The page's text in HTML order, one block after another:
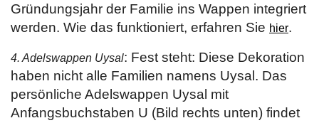
Gründungsjahr der Familie ins Wappen integriert
werden. Wie das funktioniert, erfahren Sie hier.
4. Adelswappen Uysal: Fest steht: Diese Dekoration
haben nicht alle Familien namens Uysal. Das
persönliche Adelswappen Uysal mit
Anfangsbuchstaben U (Bild rechts unten) findet